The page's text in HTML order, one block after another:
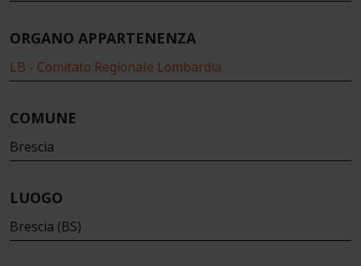
ORGANO APPARTENENZA
LB - Comitato Regionale Lombardia
COMUNE
Brescia
LUOGO
Brescia (BS)